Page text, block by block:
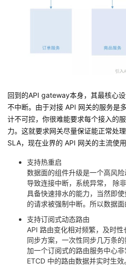
回到的API gateway本身，其最核心
不中断。由于对接 API 网关的服务是
计不可控，你很难能要求每个接入的
力。这就要求网关尽量保证能正常处
SLA，现在业界的 API 网关的主流使
支持热重启
数据面的组件升级是一个高风
导致连接中断，系统异常， 除
具备快速排水的能力，当然即
的请求被强制中断。所以数据面
支持订阅式动态路由
API 路由变化相对频繁，及时
同步方案，一次性同步几万条
加一个订阅式的路由服务中心
ETCD 中的路由数据并实时生